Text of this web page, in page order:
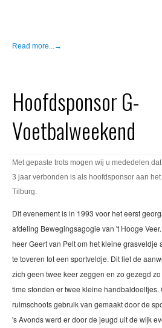
Read more...→
Hoofdsponsor G-
Voetbalweekend
Met gepaste trots mogen wij u mededelen
3 jaar verbonden is als hoofdsponsor aan
Tilburg.
Dit evenement is in 1993 voor het eerst
afdeling Bewegingsagogie van 't Hooge
heer Geert van Pelt om het kleine grasveldje
te toveren tot een sportveldje. Dit liet de
zich geen twee keer zeggen en zo gezegd
time stonden er twee kleine handbaldoeltjes.
ruimschoots gebruik van gemaakt door de
's Avonds werd er door de jeugd uit de wijk